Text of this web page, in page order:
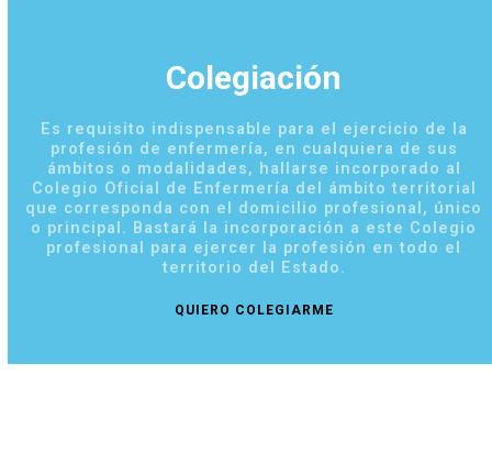
Colegiación
Es requisito indispensable para el ejercicio de la
profesión de enfermería, en cualquiera de sus
ámbitos o modalidades, hallarse incorporado al
Colegio Oficial de Enfermería del ámbito territorial
que corresponda con el domicilio profesional, único
o principal. Bastará la incorporación a este Colegio
profesional para ejercer la profesión en todo el
territorio del Estado.
QUIERO COLEGIARME